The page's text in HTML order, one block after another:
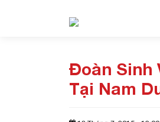
Đoàn Sinh
Tại Nam